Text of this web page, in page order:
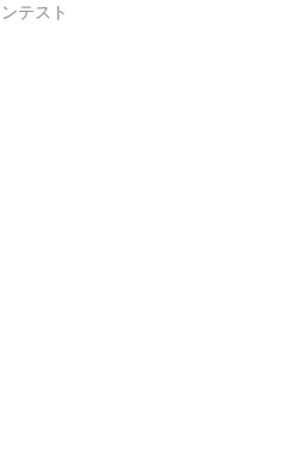
ンテスト